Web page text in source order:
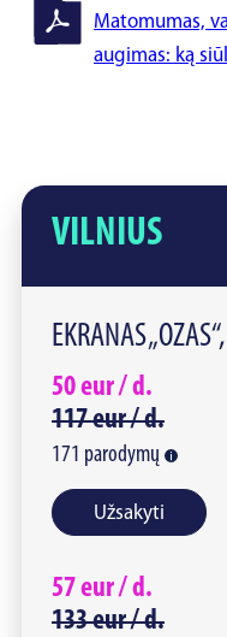
VILNIUS
EKRANAS
50eur /d.
117eur /d.
171 parodymų
Užsakyti
57eur /d.
133eur /d.
Matomumas,
augimas: ką